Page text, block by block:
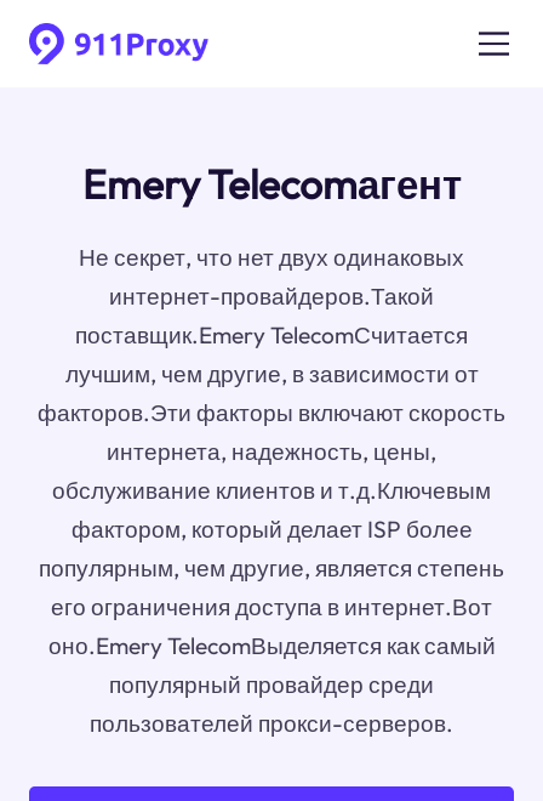
Emery Telecomагент
Не секрет, что нет двух одинаковых
интернет-провайдеров.Такой
поставщик.Emery TelecomСчитается
лучшим, чем другие, в зависимости от
факторов.Эти факторы включают скорость
интернета, надежность, цены,
обслуживание клиентов и т.д.Ключевым
фактором, который делает ISP более
популярным, чем другие, является степень
его ограничения доступа в интернет.Вот
оно.Emery TelecomВыделяется как самый
популярный провайдер среди
пользователей прокси-серверов.